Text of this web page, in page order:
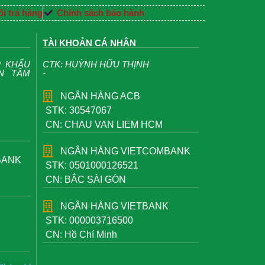
trả hàng Chính sách bảo hành
KHẨU
TÂM
TÀI KHOẢN CÁ NHÂN
CTK: HUỲNH HỮU THỊNH
-
NGÂN HÀNG ACB
STK: 30547067
CN: CHAU VAN LIEM HCM
NGÂN HÀNG VIETCOMBANK
STK: 0501000126521
CN: BẮC SÀI GÒN
NGÂN HÀNG VIETBANK
STK: 000003716500
CN: Hồ Chí Minh